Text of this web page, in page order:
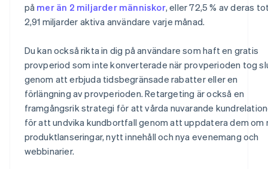
på mer än 2 miljarder människor, eller 72,5 % av deras
2,91 miljarder aktiva användare varje månad.
Du kan också rikta in dig på användare som haft en gratis
provperiod som inte konverterade när provperioden tog
genom att erbjuda tidsbegränsade rabatter eller en
förlängning av provperioden. Retargeting är också en
framgångsrik strategi för att vårda nuvarande
för att undvika kundbortfall genom att uppdatera dem om
produktlanseringar, nytt innehåll och nya evenemang och
webbinarier.